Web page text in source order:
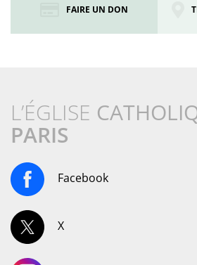
FAIRE UN DON
L’ÉGLISE
PARIS
Facebook
X